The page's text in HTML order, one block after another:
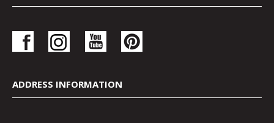
ADDRESS INFORMATION